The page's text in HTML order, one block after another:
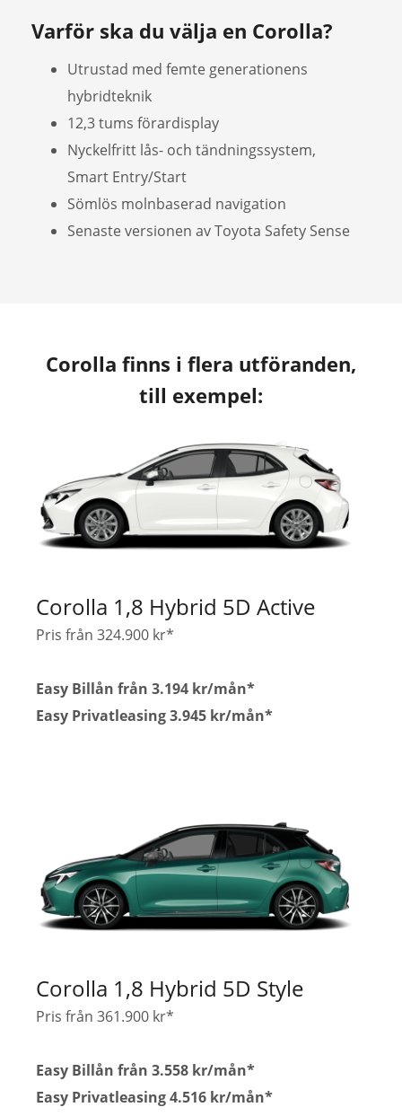
Varför ska du välja en Corolla?
Utrustad med femte generationens
hybridteknik
12,3 tums förardisplay
Nyckelfritt lås- och tändningssystem,
Smart Entry/Start
Sömlös molnbaserad navigation
Senaste versionen av Toyota Safety Sense
Corolla finns i flera utföranden,
till exempel:
Corolla 1,8 Hybrid 5D Active
Pris från 324.900 kr*
Easy Billån från 3.194 kr/mån*
Easy Privatleasing 3.945 kr/mån*
Corolla 1,8 Hybrid 5D Style
Pris från 361.900 kr*
Easy Billån från 3.558 kr/mån*
Easy Privatleasing 4.516 kr/mån*